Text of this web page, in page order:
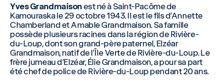
Yves Grandmaisonest né à Saint-Pacôme de
Kamouraska le 29 octobre 1943. Il est le fils d’Annette
Chamberland et Amable Grandmaison. Sa famille
possède plusieurs racines dans la région de Rivière-
du-Loup, dont son grand-père paternel, Elzéar
Grandmaison, natif de l’Île Verte de Rivière-du-Loup. Le
frère jumeau d’Elzéar, Élie Grandmaison, a pour sa part
été chef de police de Rivière-du-Loup pendant 20 ans.